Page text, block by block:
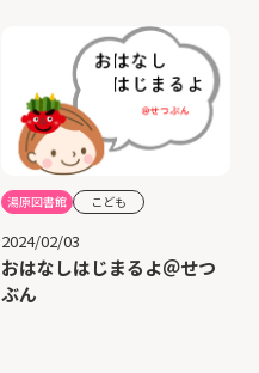
湯原図書館 こども
2024/02/03
おはなしはじまるよ＠せつ
ぶん